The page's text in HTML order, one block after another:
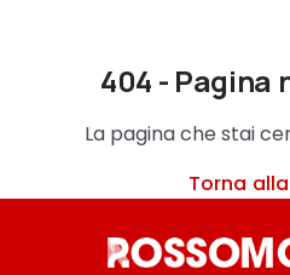
404 - Pagina
La pagina che stai
Torna